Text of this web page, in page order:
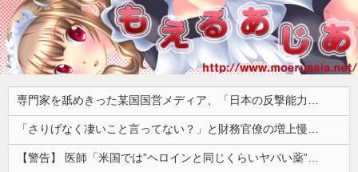
専門家を舐めきった某国国営メディア、「日本の反撃能力が地域を不安定化させている」というストーリーで番組制作を進めようとするも……
「さりげなく凄いこと言ってない？」と財務官僚の増上慢っぷりに衝撃を受ける人が続出、なぜ官僚にすぎない財務省が……
【警告】 医師「米国では”ヘロインと同じくらいヤバい薬”が日本では平気で処方されてる」